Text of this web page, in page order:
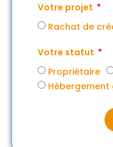
Votre projet
Rachat de
Votre statut
Propriétaire
Hébergement